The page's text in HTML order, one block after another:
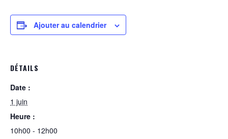
Ajouter au calendrier
DÉTAILS
Date :
1 juin
Heure :
10h00 - 12h00